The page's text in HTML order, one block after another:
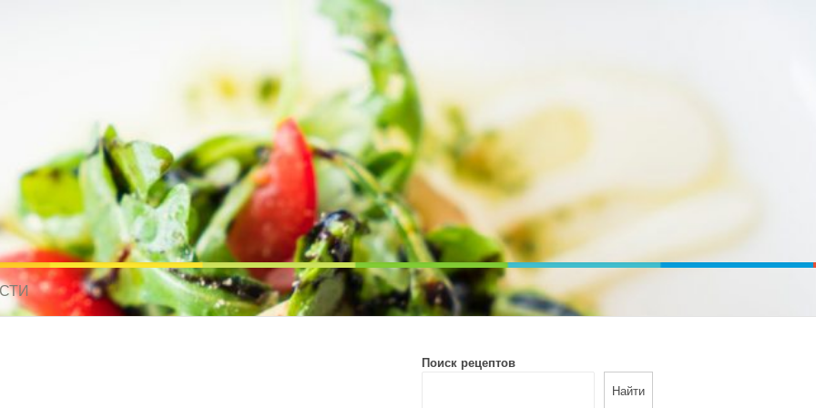
рецепты для всех
РЕЦЕПТЫ ДЛЯ МУЛЬТИВАРКИ. РЕЦЕПТЫ ДЛЯ МИКРОВОЛНОВОЙ ПЕЧИ. ДИЕТИЧЕСКОЕ ПИТАНИЕ
Поиск рецептов
Найти